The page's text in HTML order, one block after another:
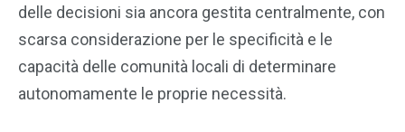
delle decisioni sia ancora gestita centralmente, con
scarsa considerazione per le specificità e le
capacità delle comunità locali di determinare
autonomamente le proprie necessità.